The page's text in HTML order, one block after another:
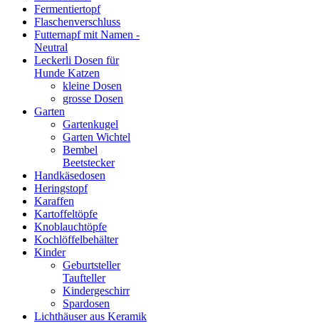
Fermentiertopf
Flaschenverschluss
Futternapf mit Namen -
Neutral
Leckerli Dosen für
Hunde Katzen
kleine Dosen
grosse Dosen
Garten
Gartenkugel
Garten Wichtel
Bembel
Beetstecker
Handkäsedosen
Heringstopf
Karaffen
Kartoffeltöpfe
Knoblauchtöpfe
Kochlöffelbehälter
Kinder
Geburtsteller
Taufteller
Kindergeschirr
Spardosen
Lichthäuser aus Keramik